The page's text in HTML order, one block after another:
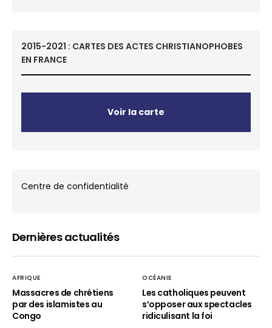
2015-2021 : CARTES DES ACTES CHRISTIANOPHOBES
EN FRANCE
Voir la carte
Centre de confidentialité
Dernières actualités
AFRIQUE
Massacres de chrétiens
par des islamistes au
Congo
OCÉANIE
Les catholiques peuvent
s’opposer aux spectacles
ridiculisant la foi